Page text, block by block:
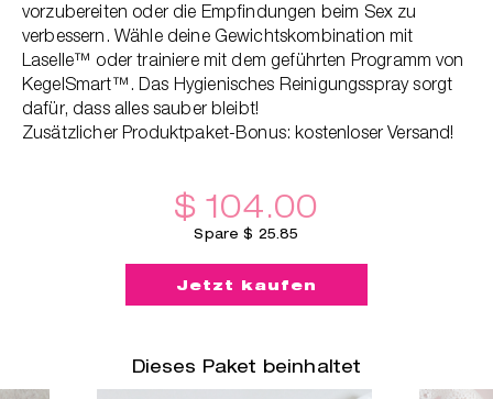
vorzubereiten oder die Empfindungen beim Sex zu
verbessern. Wähle deine Gewichtskombination mit
Laselle™ oder trainiere mit dem geführten Programm von
KegelSmart™. Das Hygienisches Reinigungsspray sorgt
dafür, dass alles sauber bleibt!
Zusätzlicher Produktpaket-Bonus: kostenloser Versand!
$ 104.00
Spare $ 25.85
Jetzt kaufen
Dieses Paket beinhaltet